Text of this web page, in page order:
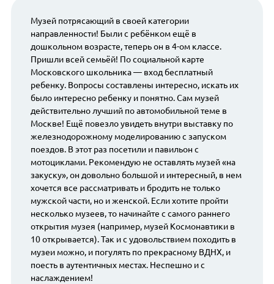
Музей потрясающий в своей категории
направленности! Были с ребёнком ещё в
дошкольном возрасте, теперь он в 4-ом классе.
Пришли всей семьёй! По социальной карте
Московского школьника — вход бесплатный
ребенку. Вопросы составлены интересно, искать их
было интересно ребенку и понятно. Сам музей
действительно лучший по автомобильной теме в
Москве! Ещё повезло увидеть внутри выставку по
железнодорожному моделированию с запуском
поездов. В этот раз посетили и павильон с
мотоциклами. Рекомендую не оставлять музей «на
закуску», он довольно большой и интересный, в нем
хочется все рассматривать и бродить не только
мужской части, но и женской. Если хотите пройти
несколько музеев, то начинайте с самого раннего
открытия музея (например, музей Космонавтики в
10 открывается). Так и с удовольствием походить в
музеи можно, и погулять по прекрасному ВДНХ, и
поесть в аутентичных местах. Неспешно и с
наслаждением!